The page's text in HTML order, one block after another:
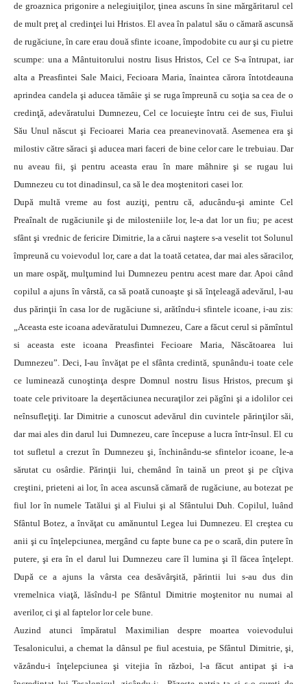
de groaznica prigonire a nelegiuiţilor, ţinea ascuns în sine mărgăritarul cel
de mult preţ al credinţei lui Hristos. El avea în palatul său o cămară ascunsă
de rugăciune, în care erau două sfinte icoane, împodobite cu aur şi cu pietre
scumpe: una a Mântuitorului nostru Iisus Hristos, Cel ce S-a întrupat, iar
alta a Preasfintei Sale Maici, Fecioara Maria, înaintea cărora întotdeauna
aprindea candela şi aducea tămâie şi se ruga împreună cu soţia sa cea de o
credinţă, adevăratului Dumnezeu, Cel ce locuieşte întru cei de sus, Fiului
Său Unul născut şi Fecioarei Maria cea preanevinovată. Asemenea era şi
milostiv către săraci şi aducea mari faceri de bine celor care le trebuiau. Dar
nu aveau fii, şi pentru aceasta erau în mare mâhnire şi se rugau lui
Dumnezeu cu tot dinadinsul, ca să le dea moştenitori casei lor.
După multă vreme au fost auziţi, pentru că, aducându-şi aminte Cel
Preaînalt de rugăciunile şi de milosteniile lor, le-a dat lor un fiu; pe acest
sfânt şi vrednic de fericire Dimitrie, la a cărui naştere s-a veselit tot Solunul
împreună cu voievodul lor, care a dat la toată cetatea, dar mai ales săracilor,
un mare ospăţ, mulţumind lui Dumnezeu pentru acest mare dar. Apoi când
copilul a ajuns în vârstă, ca să poată cunoaşte şi să înţeleagă adevărul, l-au
dus părinţii în casa lor de rugăciune si, arătîndu-i sfintele icoane, i-au zis:
„Aceasta este icoana adevăratului Dumnezeu, Care a făcut cerul si pămîntul
si aceasta este icoana Preasfintei Fecioare Maria, Născătoarea lui
Dumnezeu”. Deci, I-au învăţat pe el sfânta credintă, spunându-i toate cele
ce luminează cunoştinţa despre Domnul nostru Iisus Hristos, precum şi
toate cele privitoare la deşertăciunea necuraţilor zei păgîni şi a idolilor cei
neînsufleţiţi. Iar Dimitrie a cunoscut adevărul din cuvintele părinţilor săi,
dar mai ales din darul lui Dumnezeu, care începuse a lucra într-însul. El cu
tot sufletul a crezut în Dumnezeu şi, închinându-se sfintelor icoane, le-a
sărutat cu osârdie. Părinţii lui, chemând în taină un preot şi pe cîţiva
creştini, prieteni ai lor, în acea ascunsă cămară de rugăciune, au botezat pe
fiul lor în numele Tatălui şi al Fiului şi al Sfântului Duh. Copilul, luând
Sfântul Botez, a învăţat cu amănuntul Legea lui Dumnezeu. El creştea cu
anii şi cu înţelepciunea, mergând cu fapte bune ca pe o scară, din putere în
putere, şi era în el darul lui Dumnezeu care îl lumina şi îl făcea înţelept.
După ce a ajuns la vârsta cea desăvârşită, părintii lui s-au dus din
vremelnica viaţă, lăsîndu-l pe Sfântul Dimitrie moştenitor nu numai al
averilor, ci şi al faptelor lor cele bune.
Auzind atunci împăratul Maximilian despre moartea voievodului
Tesalonicului, a chemat la dânsul pe fiul acestuia, pe Sfântul Dimitrie, şi,
văzându-i înţelepciunea şi vitejia în război, l-a făcut antipat şi i-a